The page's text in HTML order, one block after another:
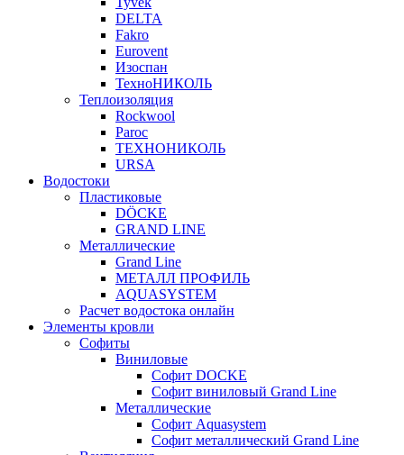
DELTA
Fakro
Eurovent
Изоспан
ТехноНИКОЛЬ
Теплоизоляция
Rockwool
Paroc
ТЕХНОНИКОЛЬ
URSA
Водостоки
Пластиковые
DÖCKE
GRAND LINE
Металлические
Grand Line
МЕТАЛЛ ПРОФИЛЬ
AQUASYSTEM
Расчет водостока онлайн
Элементы кровли
Софиты
Виниловые
Софит DOCKE
Софит виниловый Grand Line
Металлические
Софит Aquasystem
Софит металлический Grand Line